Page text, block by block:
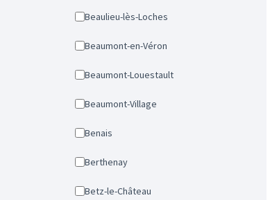
Beaulieu-lès-Loches
Beaumont-en-Véron
Beaumont-Louestault
Beaumont-Village
Benais
Berthenay
Betz-le-Château